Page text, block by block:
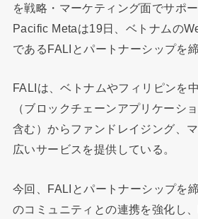
を戦略・マーケティング面でサポ
Pacific Metaは19日、ベトナムの
であるFALIとパートナーシップを
FALIは、ベトナムやフィリピンを
（ブロックチェーンアプリケーシ
含む）からファンドレイジング、
広いサービスを提供している。
今回、FALIとパートナーシップを
のコミュニティとの連携を強化し